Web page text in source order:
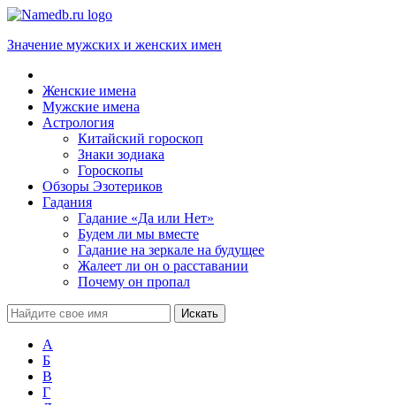
Значение мужских и женских имен
Женские имена
Мужские имена
Астрология
Китайский гороскоп
Знаки зодиака
Гороскопы
Обзоры Эзотериков
Гадания
Гадание «Да или Нет»
Будем ли мы вместе
Гадание на зеркале на будущее
Жалеет ли он о расставании
Почему он пропал
А
Б
В
Г